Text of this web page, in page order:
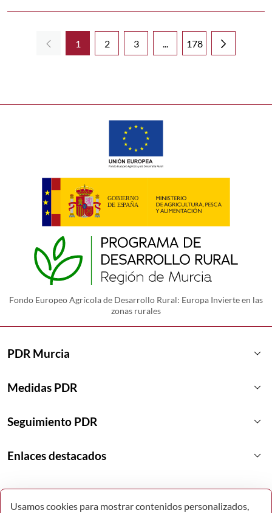
Página
1
Página
2
Página
3
Páginas intermedias Use
Página
178
Fondo Europeo Agrícola de Desarrollo Rural: Europa Invierte en las
zonas rurales
PDR Murcia keyboard_arrow_down
Medidas PDR keyboard_arrow_down
Seguimiento PDR keyboard_arrow_down
Enlaces destacados keyboard_arrow_down
Usamos cookies para mostrar contenidos personalizados,